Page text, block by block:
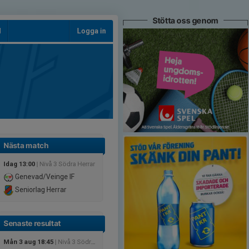
Logga in
Nästa match
Idag 13:00 | Nivå 3 Södra Herrar
Genevad/Veinge IF
Seniorlag Herrar
Senaste resultat
Mån 3 aug 18:45 | Nivå 3 Södra Herrar
Stötta oss genom